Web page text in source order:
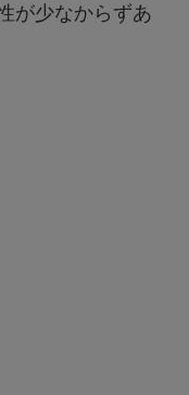
が少なからずあ